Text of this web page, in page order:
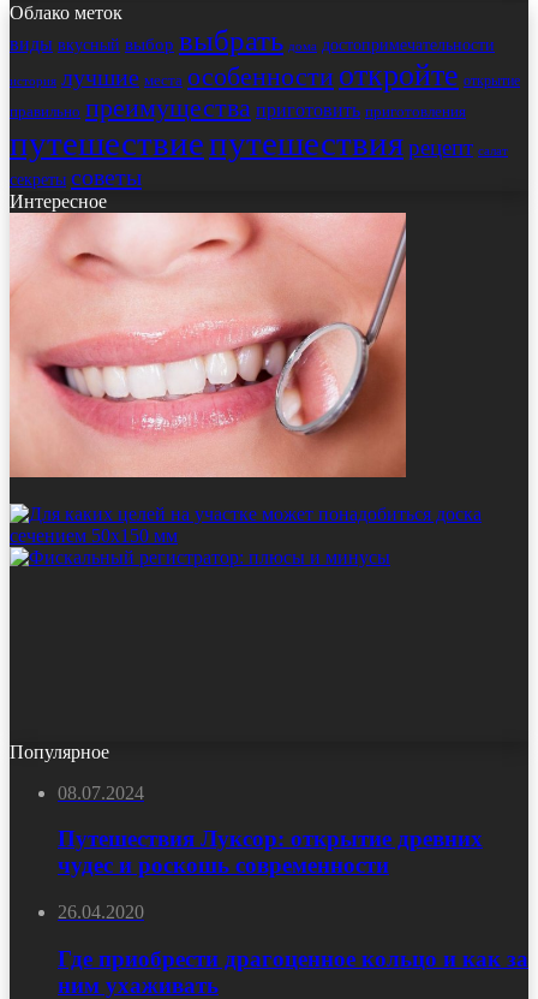
Облако меток
виды вкусный выбор выбрать дома достопримечательности
история лучшие места особенности откройте открытие
правильно преимущества приготовить приготовления
путешествиепутешествиярецепт салат
секреты советы
Интересное
Популярное
08.07.2024
Путешествия Луксор: открытие древних
чудес и роскошь современности
26.04.2020
Где приобрести драгоценное кольцо и как за
ним ухаживать